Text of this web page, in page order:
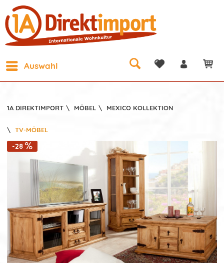
Auswahl
1A DIREKTIMPORT \ MÖBEL \ MEXICO KOLLEKTION
\ TV-MÖBEL
-28